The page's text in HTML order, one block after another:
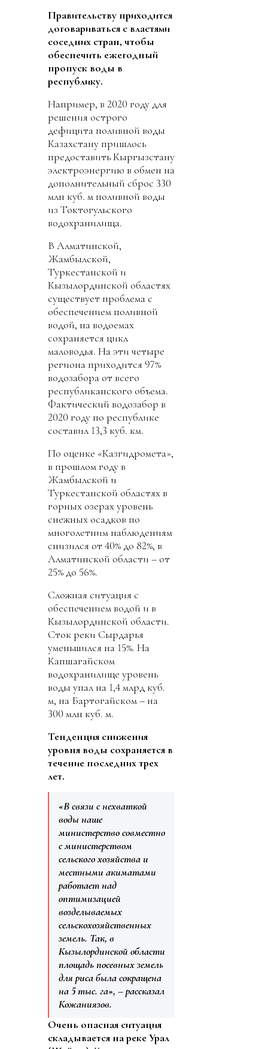
Правительству приходится
договариваться с властями
соседних стран, чтобы
обеспечить ежегодный
пропуск воды в
республику.
Например, в 2020 году для
решения острого
дефицита поливной воды
Казахстану пришлось
предоставить Кыргызстану
электроэнергию в обмен на
дополнительный сброс 330
млн куб. м поливной воды
из Токтогульского
водохранилища.
В Алматинской,
Жамбылской,
Туркестанской и
Кызылординской областях
существует проблема с
обеспечением поливной
водой, на водоемах
сохраняется цикл
маловодья. На эти четыре
региона приходится 97%
водозабора от всего
республиканского объема.
Фактический водозабор в
2020 году по республике
составил 13,3 куб. км.
По оценке «Казгидромета»,
в прошлом году в
Жамбылской и
Туркестанской областях в
горных озерах уровень
снежных осадков по
многолетним наблюдениям
снизился от 40% до 82%, в
Алматинской области – от
25% до 56%.
Сложная ситуация с
обеспечением водой и в
Кызылординской области.
Сток реки Сырдарья
уменьшился на 15%. На
Капшагайском
водохранилище уровень
воды упал на 1,4 млрд куб.
м, на Бартогайском – на
300 млн куб. м.
Тенденция снижения
уровня воды сохраняется в
течение последних трех
лет.
«В связи с нехваткой
воды наше
министерство совместно
с министерством
сельского хозяйства и
местными акиматами
работает над
оптимизацией
возделываемых
сельскохозяйственных
земель. Так, в
Кызылординской области
площадь посевных земель
для риса была сокращена
на 5 тыс. га», – рассказал
Кожаниязов.
Очень опасная ситуация
складывается на реке Урал